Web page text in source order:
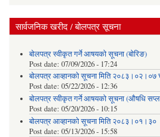
सार्वजनिक खरीद / बोलपत्र सूचना
बोलपत्र स्वीकृत गर्ने आषयको सूचना (बोरिङ)
Post date: 07/09/2026 - 17:24
बोलपत्र आव्हानको सूचना मिति २०८३।०२।०७
Post date: 05/22/2026 - 12:36
बोलपत्र स्वीकृत गर्ने आषयको सूचना (औषधि
Post date: 05/20/2026 - 10:15
बोलपत्र आव्हानको सूचना मिति २०८३।०१।३०
Post date: 05/13/2026 - 15:58